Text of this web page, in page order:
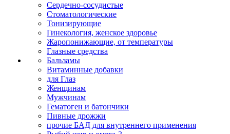
Сердечно-сосудистые
Стоматологические
Тонизирующие
Гинекология, женское здоровье
Жаропонижающие, от температуры
Глазные средства
Бальзамы
Витаминные добавки
для Глаз
Женщинам
Мужчинам
Гематоген и батончики
Пивные дрожжи
прочие БАД для внутреннего применения